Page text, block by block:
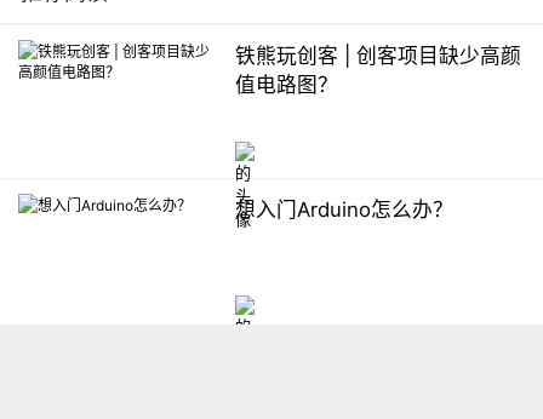
铁熊玩创客 | 创客项目缺少高颜
值电路图？
想入门Arduino怎么办？